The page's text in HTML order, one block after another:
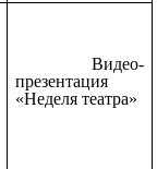
Видео-
презентация
«Неделя театра»